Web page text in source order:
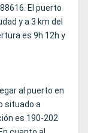
El puerto
y a 3 km del
es 9h 12h y
al puerto en
situado a
es 190-202